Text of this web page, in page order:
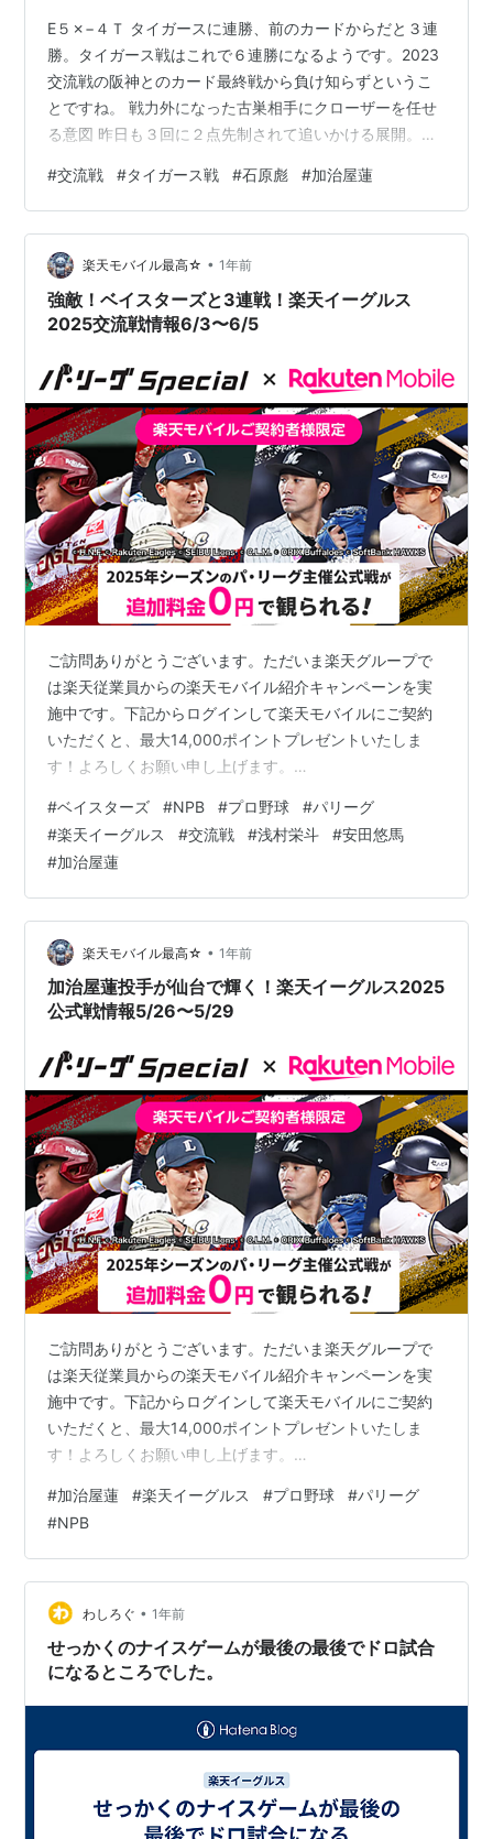
E５✗−４Ｔ タイガースに連勝、前のカードからだと３連
勝。タイガース戦はこれで６連勝になるようです。2023
交流戦の阪神とのカード最終戦から負け知らずというこ
とですね。 戦力外になった古巣相手にクローザーを任せ
る意図 昨日も３回に２点先制されて追いかける展開。と
は逃げ切り体制。８回表に西口を送ってリードを守った
までは良かった。問題は９回表のマウンドでした。この
展開で則本は厳しかったと思いますが、幸いにも則本は
ベンチ入りしていません。で、送られたのが加治屋で
す。前日の初戦で古巣相手に見事なリリーフを見せてい
たので、ベンチは則本をベンチ入りさせない…
#交流戦 #タイガース戦 #石原彪 #加治屋蓮
楽天モバイル最高☆ • 1年前
強敵！ベイスターズと3連戦！楽天イーグルス
2025交流戦情報6/3〜6/5
ご訪問ありがとうございます。ただいま楽天グループで
は楽天従業員からの楽天モバイル紹介キャンペーンを実
施中です。下記からログインして楽天モバイルにご契約
いただくと、最大14,000ポイントプレゼントいたしま
す！よろしくお願い申し上げます。
定】楽天モバイル紹介キャンペーン！回線お申し込みご
とにポイントプレゼント！上記URLからどなたでもお申
し込みいただけます。
https://tv.rakuten.co.jp/static/pacificleague/lp/mobile_
cpn/【パ・リーグSpecial】楽天モバイルご契約…
#ベイスターズ #NPB #プロ野球 #パリーグ
#楽天イーグルス #交流戦 #浅村栄斗 #安田悠馬
#加治屋蓮
楽天モバイル最高☆ • 1年前
加治屋蓮投手が仙台で輝く！楽天イーグルス2025
公式戦情報5/26〜5/29
ご訪問ありがとうございます。ただいま楽天グループで
は楽天従業員からの楽天モバイル紹介キャンペーンを実
施中です。下記からログインして楽天モバイルにご契約
いただくと、最大14,000ポイントプレゼントいたしま
す！よろしくお願い申し上げます。
定】楽天モバイル紹介キャンペーン！回線お申し込みご
とにポイントプレゼント！上記URLからどなたでもお申
し込みいただけます。
https://tv.rakuten.co.jp/static/pacificleague/lp/mobile_
cpn/ 【パ・リーグSpecial】楽天モバイルご契…
#加治屋蓮 #楽天イーグルス #プロ野球 #パリーグ
#NPB
わしろぐ • 1年前
せっかくのナイスゲームが最後の最後でドロ試合
になるところでした。